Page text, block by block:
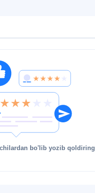
bo'lib yozib qoldiring